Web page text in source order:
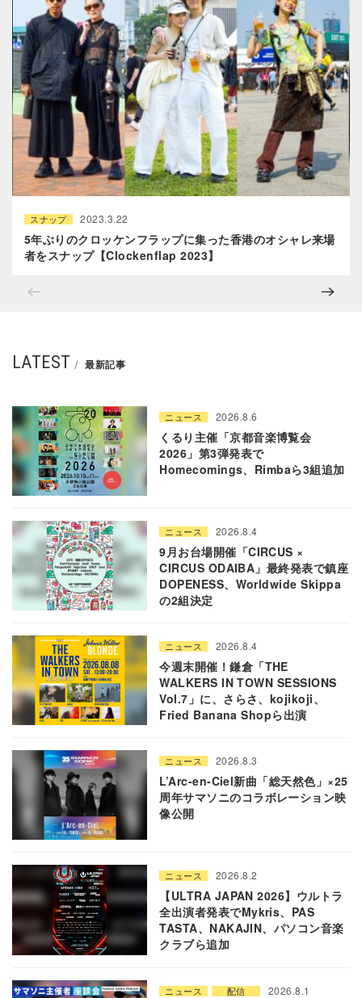
スナップ 2023.3.22
5年ぶりのクロッケンフラップに集った香港のオシャレ来場
者をスナップ【Clockenflap 2023】
LATEST 最新記事
ニュース 2026.8.6
くるり主催「京都音楽博覧会
2026」第3弾発表で
Homecomings、Rimbaら3組追加
ニュース 2026.8.4
9月お台場開催「CIRCUS ×
CIRCUS ODAIBA」最終発表で鎮座
DOPENESS、Worldwide Skippa
の2組決定
ニュース 2026.8.4
今週末開催！鎌倉「THE
WALKERS IN TOWN SESSIONS
Vol.7」に、さらさ、kojikoji、
Fried Banana Shopら出演
ニュース 2026.8.3
L’Arc-en-Ciel新曲「総天然色」×25
周年サマソニのコラボレーション映
像公開
ニュース 2026.8.2
【ULTRA JAPAN 2026】ウルトラ
全出演者発表でMykris、PAS
TASTA、NAKAJIN、パソコン音楽
クラブら追加
ニュース 配信 2026.8.1